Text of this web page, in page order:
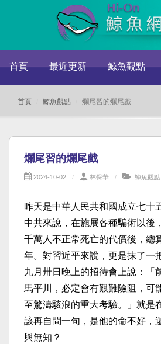
首頁 最近更新 鯨魚觀點
首頁 鯨魚觀點 爛尾習的爛尾戲
爛尾習的爛尾戲
2024-10-02 林保華 鯨魚觀點
昨天是中華人民共和國成立七十
中共來說，在施展各種騙術以後
千萬人不正常死亡的代價後，總
年。對習近平來說，更是抹了一
九月卅日晚上的招待會上說：「
馬平川，必定會有艱難險阻，可
至驚濤駭浪的重大考驗。」就是
該再自問一句，是他的命不好，
與無知？